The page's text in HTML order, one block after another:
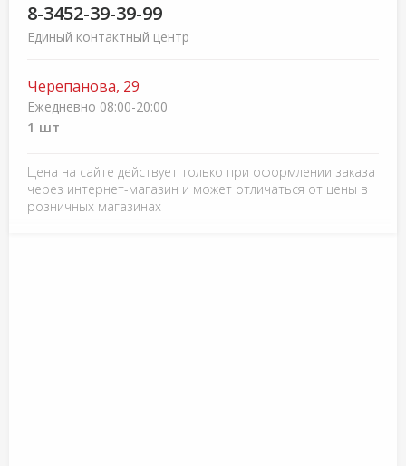
8-3452-39-39-99
Единый контактный центр
Черепанова, 29
Ежедневно 08:00-20:00
1 шт
Цена на сайте действует только при оформлении заказа
через интернет-магазин и может отличаться от цены в
розничных магазинах